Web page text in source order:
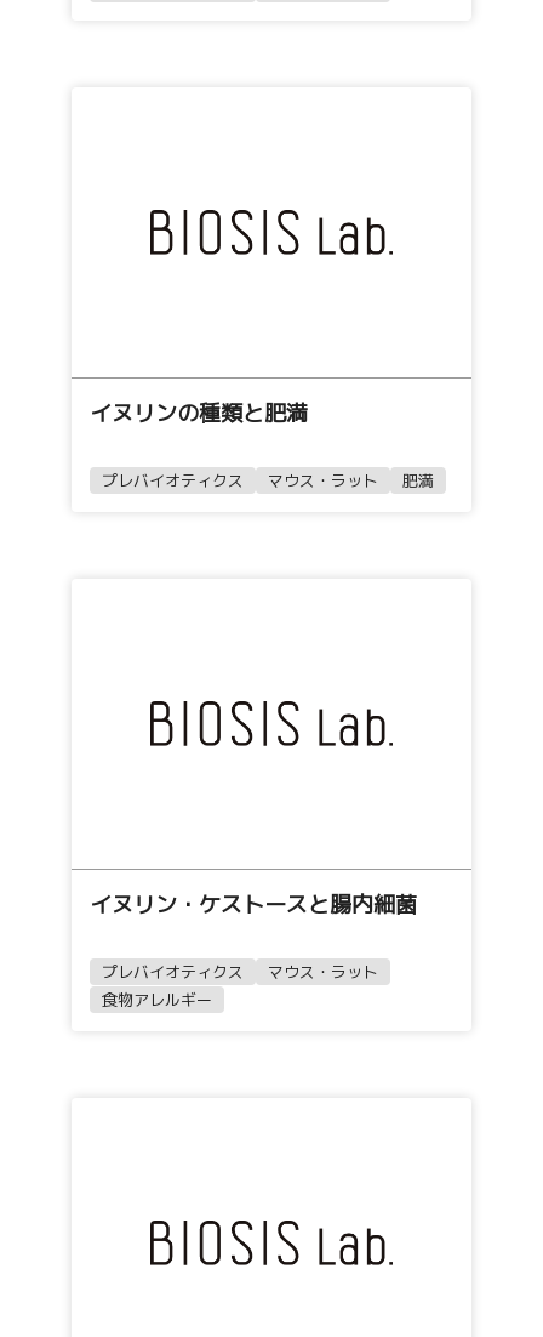
イヌリンの種類と肥満
プレバイオティクス マウス・ラット 肥満
イヌリン・ケストースと腸内細菌
プレバイオティクス
マウス・ラット
食物アレルギー